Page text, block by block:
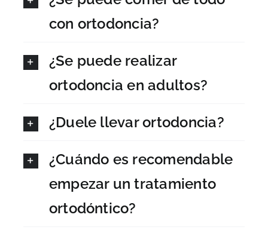
con ortodoncia?
¿Se puede realizar
ortodoncia en adultos?
¿Duele llevar ortodoncia?
¿Cuándo es recomendable
empezar un tratamiento
ortodóntico?